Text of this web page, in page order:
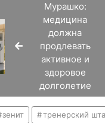
Мурашко:
медицина
должна
продлевать
активное и
здоровое
долголетие
зенит тренерский